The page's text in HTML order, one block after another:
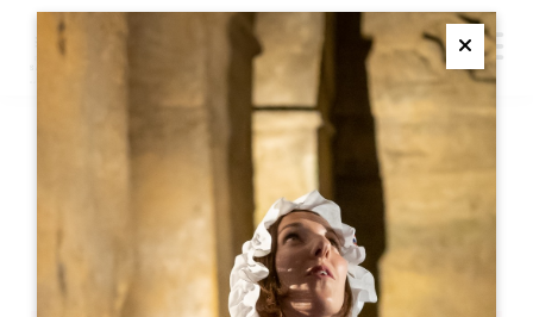
DÉGUSTATION
COMMENTÉE DE VINS
SAINT-EMILION